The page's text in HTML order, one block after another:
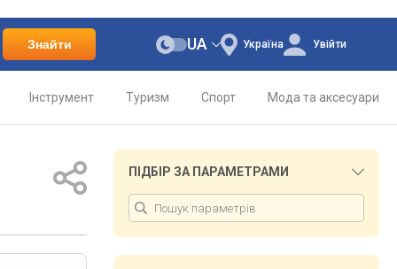
Знайти Україна
UA Увійти
Інструмент Туризм Спорт Мода та аксесуари
ПІДБІР ЗА ПАРАМЕТРАМИ